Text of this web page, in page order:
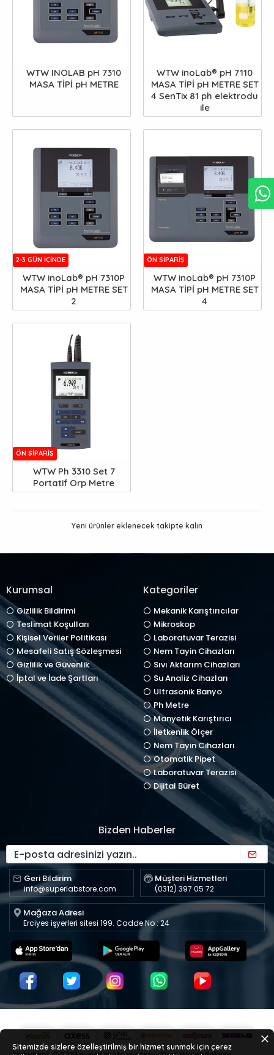
WTW INOLAB pH 7310
MASA TİPİ pH METRE
WTW inoLab® pH 7110
MASA TİPİ pH METRE SET
4 SenTix 81 ph elektrodu
ile
2-3 GÜN IÇINDE
WTW inoLab® pH 7310P
MASA TİPİ pH METRE SET
2
ÖN SIPARIŞ
WTW inoLab® pH 7310P
MASA TİPİ pH METRE SET
4
ÖN SIPARIŞ
WTW Ph 3310 Set 7
Portatif Orp Metre
Yeni ürünler eklenecek takipte kalın
Kurumsal
Gizlilik Bildirimi
Teslimat Koşulları
Kişisel Veriler Politikası
Mesafeli Satış Sözleşmesi
Gizlilik ve Güvenlik
İptal ve İade Şartları
Kategoriler
Mekanik Karıştırıcılar
Mikroskop
Laboratuvar Terazisi
Nem Tayin Cihazları
Sıvı Aktarım Cihazları
Su Analiz Cihazları
Ultrasonik Banyo
Ph Metre
Manyetik Karıştırıcı
İletkenlik Ölçer
Nem Tayin Cihazları
Otomatik Pipet
Laboratuvar Terazisi
Dijital Büret
Bizden Haberler
Geri Bildirim
info@superlabstore.com
Müşteri Hizmetleri
(0312) 397 05 72
Mağaza Adresi
Erciyes işyerleri sitesi 199. Cadde No : 24
Sitemizde sizlere özelleştirilmiş bir hizmet sunmak için çerez